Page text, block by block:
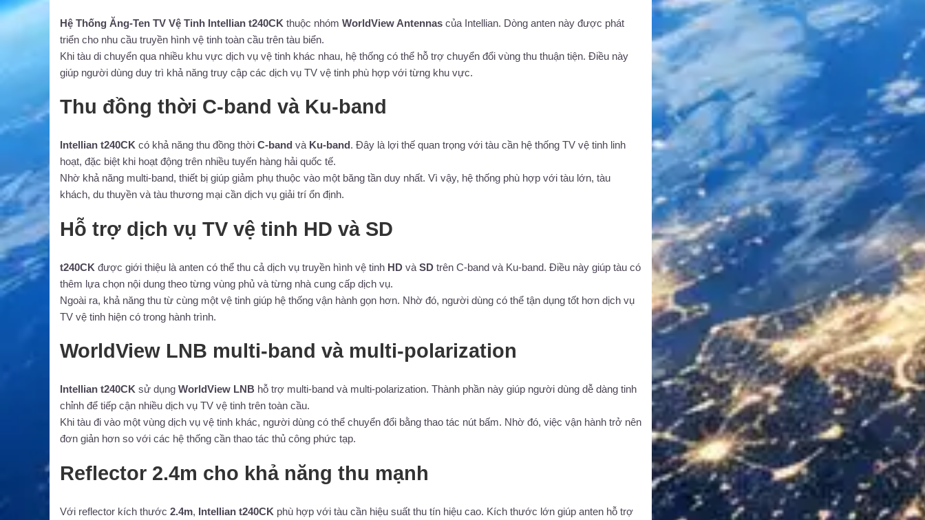
Hệ Thống Ăng-Ten TV Vệ Tinh Intellian t240CK thuộc nhóm WorldView Antennas của Intellian. Dòng anten này được phát
triển cho nhu cầu truyền hình vệ tinh toàn cầu trên tàu biển.
Khi tàu di chuyển qua nhiều khu vực dịch vụ vệ tinh khác nhau, hệ thống có thể hỗ trợ chuyển đổi vùng thu thuận tiện. Điều này
giúp người dùng duy trì khả năng truy cập các dịch vụ TV vệ tinh phù hợp với từng khu vực.
Thu đồng thời C-band và Ku-band
Intellian t240CK có khả năng thu đồng thời C-band và Ku-band. Đây là lợi thế quan trọng với tàu cần hệ thống TV vệ tinh linh
hoạt, đặc biệt khi hoạt động trên nhiều tuyến hàng hải quốc tế.
Nhờ khả năng multi-band, thiết bị giúp giảm phụ thuộc vào một băng tần duy nhất. Vì vậy, hệ thống phù hợp với tàu lớn, tàu
khách, du thuyền và tàu thương mại cần dịch vụ giải trí ổn định.
Hỗ trợ dịch vụ TV vệ tinh HD và SD
t240CK được giới thiệu là anten có thể thu cả dịch vụ truyền hình vệ tinh HD và SD trên C-band và Ku-band. Điều này giúp tàu có
thêm lựa chọn nội dung theo từng vùng phủ và từng nhà cung cấp dịch vụ.
Ngoài ra, khả năng thu từ cùng một vệ tinh giúp hệ thống vận hành gọn hơn. Nhờ đó, người dùng có thể tận dụng tốt hơn dịch vụ
TV vệ tinh hiện có trong hành trình.
WorldView LNB multi-band và multi-polarization
Intellian t240CK sử dụng WorldView LNB hỗ trợ multi-band và multi-polarization. Thành phần này giúp người dùng dễ dàng tinh
chỉnh để tiếp cận nhiều dịch vụ TV vệ tinh trên toàn cầu.
Khi tàu đi vào một vùng dịch vụ vệ tinh khác, người dùng có thể chuyển đổi bằng thao tác nút bấm. Nhờ đó, việc vận hành trở nên
đơn giản hơn so với các hệ thống cần thao tác thủ công phức tạp.
Reflector 2.4m cho khả năng thu mạnh
Với reflector kích thước 2.4m, Intellian t240CK phù hợp với tàu cần hiệu suất thu tín hiệu cao. Kích thước lớn giúp anten hỗ trợ